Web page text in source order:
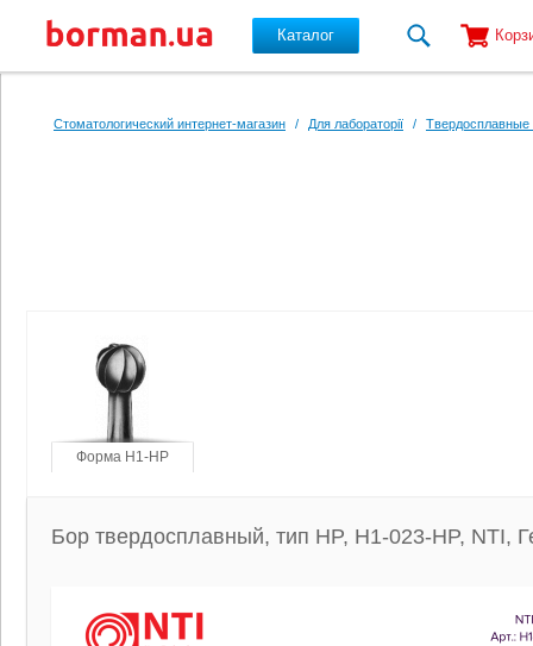
Каталог
Стоматологический интернет-магазин / Для лабораторії /
Форма H1-HP
Бор твердосплавный, тип HP, H1-023-HP, NTI,